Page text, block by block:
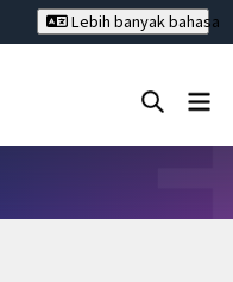
Lebih banyak bahasa